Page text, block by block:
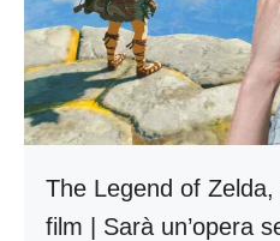
The Legend of
film | Sarà un’opera